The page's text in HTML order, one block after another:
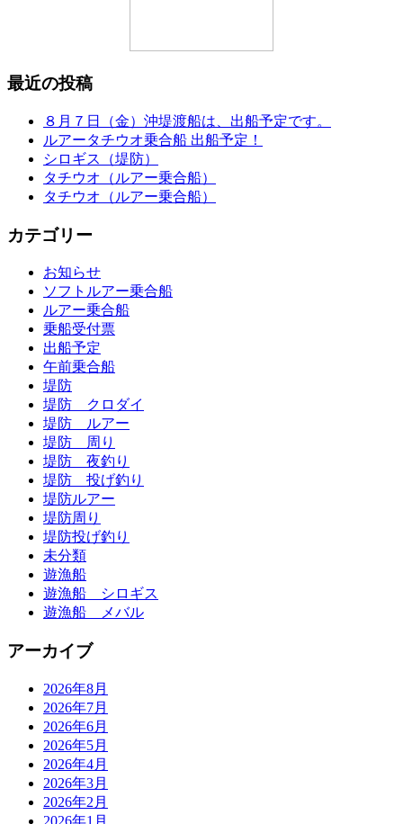
最近の投稿
８月７日（金）沖堤渡船は、出船予定です。
ルアータチウオ乗合船 出船予定！
シロギス（堤防）
タチウオ（ルアー乗合船）
タチウオ（ルアー乗合船）
カテゴリー
お知らせ
ソフトルアー乗合船
ルアー乗合船
乗船受付票
出船予定
午前乗合船
堤防
堤防 クロダイ
堤防 ルアー
堤防 周り
堤防 夜釣り
堤防 投げ釣り
堤防ルアー
堤防周り
堤防投げ釣り
未分類
遊漁船
遊漁船 シロギス
遊漁船 メバル
アーカイブ
2026年8月
2026年7月
2026年6月
2026年5月
2026年4月
2026年3月
2026年2月
2026年1月